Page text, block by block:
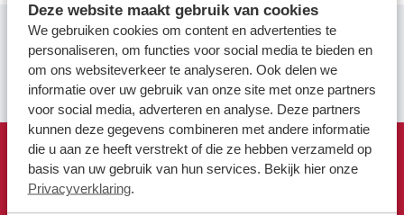
Deze website maakt gebruik van cookies
We gebruiken cookies om content en advertenties te
personaliseren, om functies voor social media te bieden en
om ons websiteverkeer te analyseren. Ook delen we
informatie over uw gebruik van onze site met onze partners
voor social media, adverteren en analyse. Deze partners
kunnen deze gegevens combineren met andere informatie
die u aan ze heeft verstrekt of die ze hebben verzameld op
basis van uw gebruik van hun services. Bekijk hier onze
Privacyverklaring.
Voor gemeenten
Voor leveranciers en bezoekers
"Een echte gamechanger"
Jury Circular Awards NCCE
Snel naar
Afvalkalender